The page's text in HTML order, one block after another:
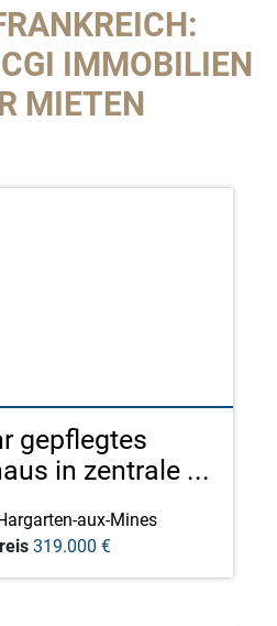
IMMOBILIEN
MIETEN
gepflegtes
in zentrale ...
aux-Mines
319.000 €